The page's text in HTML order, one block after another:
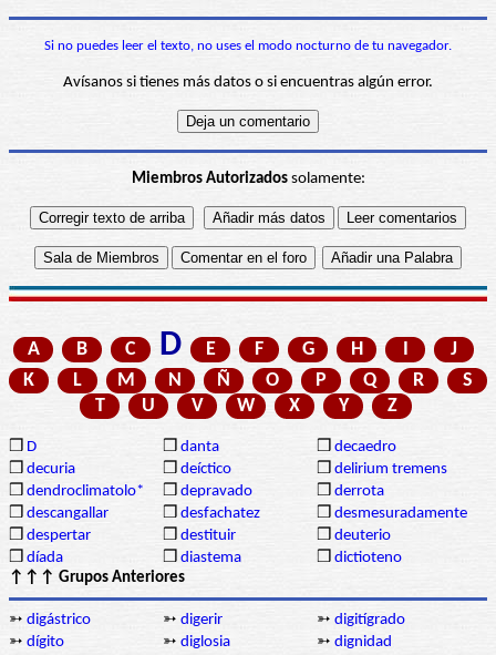
Si no puedes leer el texto, no uses el modo nocturno de tu navegador.
Avísanos si tienes más datos o si encuentras algún error.
Miembros Autorizadossolamente:
A B C D E F G H I
J
K
L M N Ñ O P Q R
S
T
U V W X Y Z
❒ D ❒ danta ❒ decaedro
❒ decuria ❒ deíctico ❒ delirium tremens
❒ dendroclimatolo* ❒ depravado ❒ derrota
❒ descangallar ❒ desfachatez ❒ desmesuradamente
❒ despertar ❒ destituir ❒ deuterio
❒ díada ❒ diastema ❒ dictioteno
↑↑↑ Grupos Anteriores
➳ digástrico ➳ digerir ➳ digitígrado
➳ dígito ➳ diglosia ➳ dignidad